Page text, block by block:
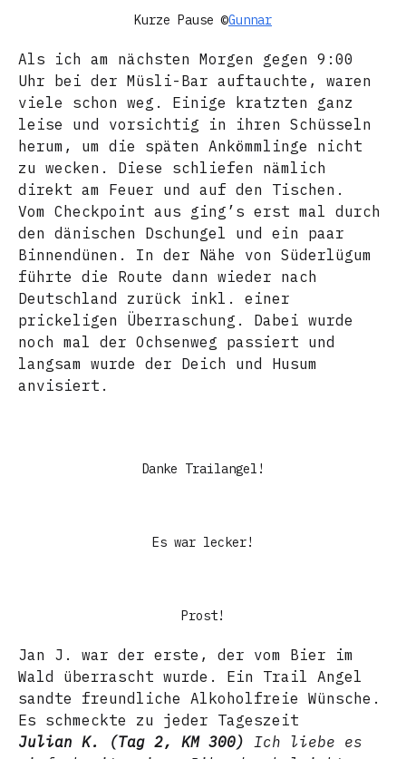
Kurze Pause ©Gunnar
Als ich am nächsten Morgen gegen 9:00
Uhr bei der Müsli-Bar auftauchte, waren
viele schon weg. Einige kratzten ganz
leise und vorsichtig in ihren Schüsseln
herum, um die späten Ankömmlinge nicht
zu wecken. Diese schliefen nämlich
direkt am Feuer und auf den Tischen.
Vom Checkpoint aus ging’s erst mal durch
den dänischen Dschungel und ein paar
Binnendünen. In der Nähe von Süderlügum
führte die Route dann wieder nach
Deutschland zurück inkl. einer
prickeligen Überraschung. Dabei wurde
noch mal der Ochsenweg passiert und
langsam wurde der Deich und Husum
anvisiert.
Danke Trailangel!
Es war lecker!
Prost!
Jan J. war der erste, der vom Bier im
Wald überrascht wurde. Ein Trail Angel
sandte freundliche Alkoholfreie Wünsche.
Es schmeckte zu jeder Tageszeit
Julian K. (Tag 2, KM 300) Ich liebe es